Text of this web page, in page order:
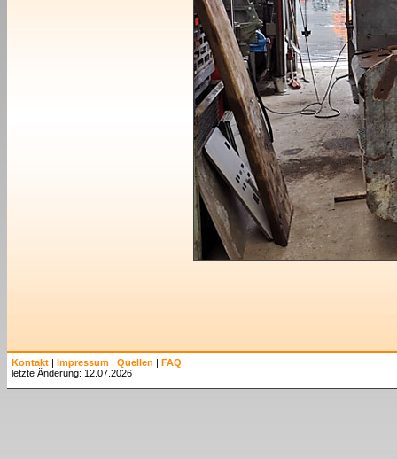
Kontakt | Impressum | Quellen | FAQ
letzte Änderung: 12.07.2026